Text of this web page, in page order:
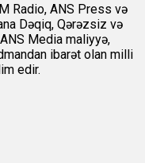
Radio, ANS Press və
Dəqiq, Qərəzsiz və
Media maliyyə,
ibarət olan milli
edir.